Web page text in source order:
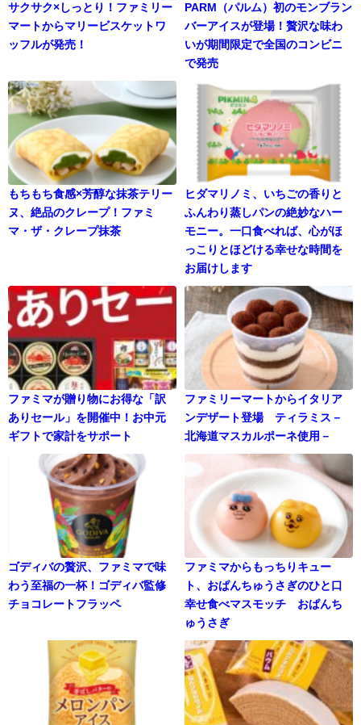
サクサク×しっとり！ファミリー
マートからマリービスケットワ
ッフルが発売！
PARM（パルム）初のモンブラン
バーアイスが登場！贅沢な味わ
いが期間限定で全国のコンビニ
で発売
もちもち食感×芳醇な抹茶テリー
ヌ、絶品のクレープ！ファミ
マ・ザ・クレープ抹茶
ヒダマリノミ、いちごの香りと
ふんわり蒸しパンの絶妙なハー
モニー。一口食べれば、心がほ
っこりとほどける幸せな時間を
お届けします
ファミマが贈り物にお得な「訳
ありセール」を開催中！お中元
ギフトで家計をサポート
ファミリーマートからイタリア
ンデザート登場 ティラミス－
北海道マスカルポーネ使用－
ゴディバの贅沢、ファミマで味
わう至福の一杯！ゴディバ監修
チョコレートフラッペ
ファミマからもっちりキュー
ト、おぱんちゅうさぎのひと口
幸せ食べマスモッチ おぱんち
ゅうさぎ